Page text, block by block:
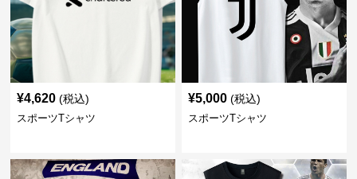
¥4,620 (税込)
スポーツTシャツ
¥5,000 (税込)
スポーツTシャツ